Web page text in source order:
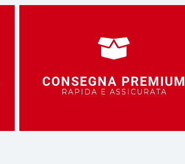
CONSEGNA PREMIUM
RAPIDA E ASSICURATA